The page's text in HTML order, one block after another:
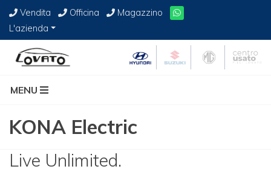
Vendita Officina
Magazzino
L'azienda
MENU
KONA Electric
Live Unlimited.